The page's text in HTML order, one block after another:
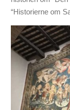
“Historierne om